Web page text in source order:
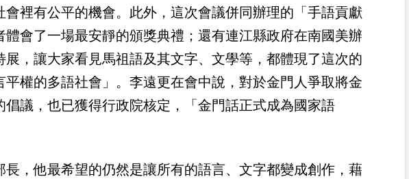
會裡有公平的機會。此外，這次會議併同辦理的「手語貢獻
體會了一場最安靜的頒獎典禮；還有連江縣政府在南國美辦
展，讓大家看見馬祖語及其文字、文學等，都體現了這次的
平權的多語社會」。李遠更在會中說，對於金門人爭取將金
倡議，也已獲得行政院核定，「金門話正式成為國家語
長，他最希望的仍然是讓所有的語言、文字都變成創作，藉